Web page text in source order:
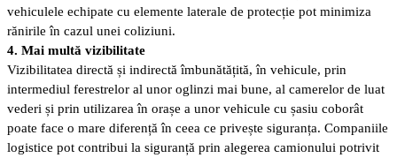
vehiculele echipate cu elemente laterale de protecție pot minimiza
rănirile în cazul unei coliziuni.
4. Mai multă vizibilitate
Vizibilitatea directă și indirectă îmbunătățită, în vehicule, prin
intermediul ferestrelor al unor oglinzi mai bune, al camerelor de luat
vederi și prin utilizarea în orașe a unor vehicule cu șasiu coborât
poate face o mare diferență în ceea ce privește siguranța. Companiile
logistice pot contribui la siguranță prin alegerea camionului potrivit